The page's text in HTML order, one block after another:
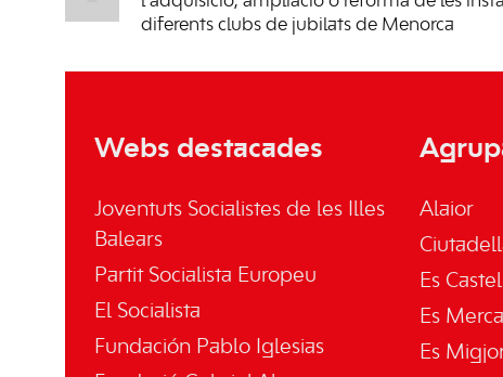
diferents clubs de jubilats de Menorca
Webs destacades
Joventuts Socialistes de les Illes
Balears
Partit Socialista Europeu
El Socialista
Fundación Pablo Iglesias
Alaior
Es
Es
Es